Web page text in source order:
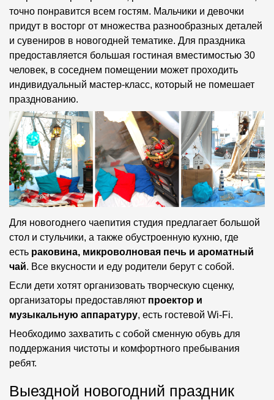
точно понравится всем гостям. Мальчики и девочки
придут в восторг от множества разнообразных деталей
и сувениров в новогодней тематике. Для праздника
предоставляется большая гостиная вместимостью 30
человек, в соседнем помещении может проходить
индивидуальный мастер-класс, который не помешает
празднованию.
Для новогоднего чаепития студия предлагает большой
стол и стульчики, а также обустроенную кухню, где
есть раковина, микроволновая печь и ароматный
чай. Все вкусности и еду родители берут с собой.
Если дети хотят организовать творческую сценку,
организаторы предоставляют проектор и
музыкальную аппаратуру, есть гостевой Wi-Fi.
Необходимо захватить с собой сменную обувь для
поддержания чистоты и комфортного пребывания
ребят.
Выездной новогодний праздник